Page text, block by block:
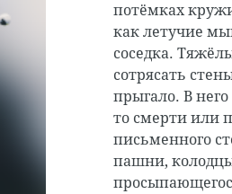
потёмках
как летучие
соседка.
сотрясать
прыгало. В
то смерти или
письменного
пашни,